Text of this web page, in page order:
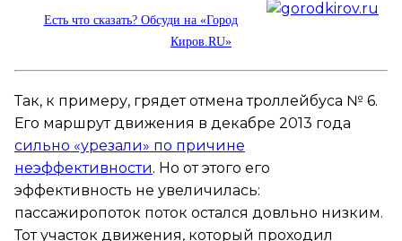
Есть что сказать? Обсуди на «Город
Киров.RU»
Так, к примеру, грядет отмена троллейбуса № 6.
Его маршрут движения в декабре 2013 года
сильно «урезали» по причине
неэффективности. Но от этого его
эффективность не увеличилась:
пассажиропоток поток остался довльно низким.
Тот участок движения, который проходил